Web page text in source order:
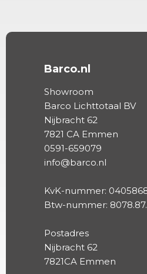
Barco.nl
Showroom
Barco Lichttotaal BV
Nijbracht 62
7821 CA Emmen
0591-659079
info@barco.nl
KvK-nummer:
Btw-nummer:
Postadres
Nijbracht 62
7821CA Emmen